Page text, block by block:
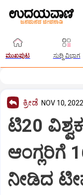
ಮುಖಪುಟ ಸುದ್ದಿ ವಿಭಾಗ
ಕ್ರೀಡೆ NOV 10,
ಟಿ20
ಆಂಗ್ಲರಿಗೆ
ನೀಡಿದ